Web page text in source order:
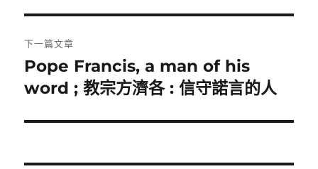
覽
文
章:
下一篇文章
下
一
文
Pope Francis, a man of his
word ; 教宗方濟各 : 信守諾言的人